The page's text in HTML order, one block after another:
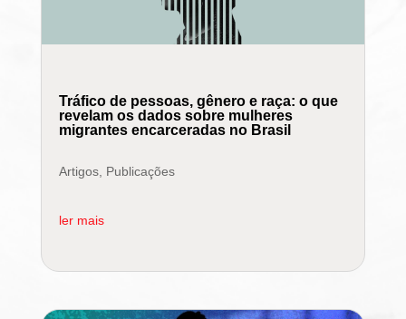
Tráfico de pessoas, gênero e raça: o que
revelam os dados sobre mulheres
migrantes encarceradas no Brasil
Artigos, Publicações
ler mais